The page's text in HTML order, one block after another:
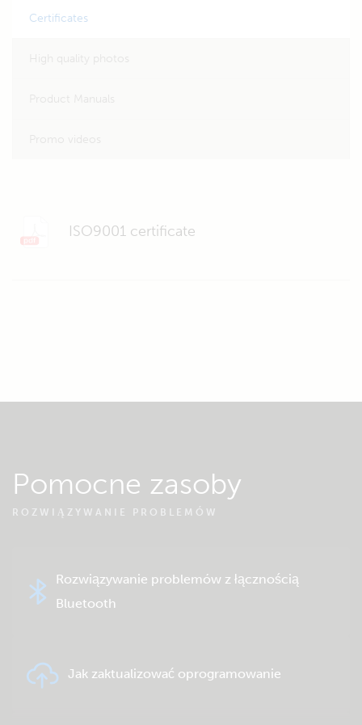
Certificates
ISO9001 certificate
Pomocne zasoby
ROZWIĄZYWANIE PROBLEMÓW
Rozwiązywanie problemów z łącznością
Bluetooth
Jak zaktualizować oprogramowanie